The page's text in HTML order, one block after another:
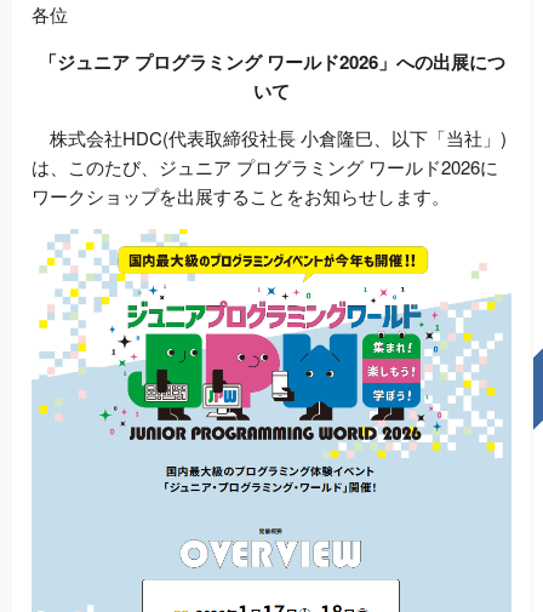
各位
「ジュニア プログラミング ワールド2026」への出展につ
いて
株式会社HDC(代表取締役社長 小倉隆巳、以下「当社」)
は、このたび、ジュニア プログラミング ワールド2026に
ワークショップを出展することをお知らせします。